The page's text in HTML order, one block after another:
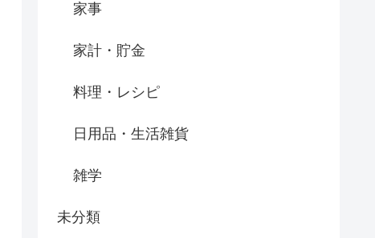
家事
家計・貯金
料理・レシピ
日用品・生活雑貨
雑学
未分類